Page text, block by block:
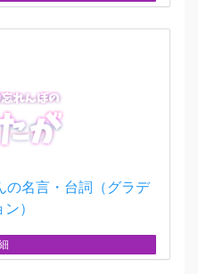
の名言・台詞（グラデ
）